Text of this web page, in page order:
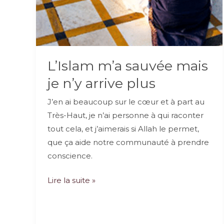
L’Islam m’a sauvée mais
je n’y arrive plus
J’en ai beaucoup sur le cœur et à part au
Très-Haut, je n’ai personne à qui raconter
tout cela, et j’aimerais si Allah le permet,
que ça aide notre communauté à prendre
conscience.
L’Islam
Lire la suite »